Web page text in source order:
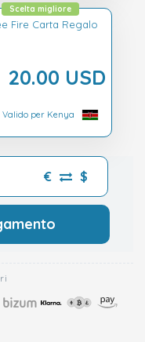
Fire Carta Regalo
20.00 USD
Scelta migliore
Valido per Kenya
€ $